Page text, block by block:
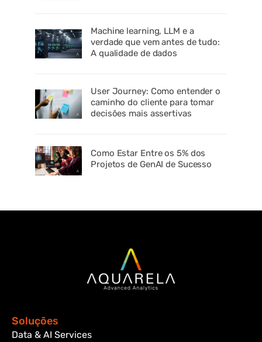
Machine learning, LLM e a
verdade que vem antes de tudo:
A qualidade de dados
User Journey: Como entender o
caminho do cliente para tomar
decisões mais assertivas
Como Estar Entre os 5% dos
Projetos de GenAI de Sucesso
Soluções
Data & AI Services